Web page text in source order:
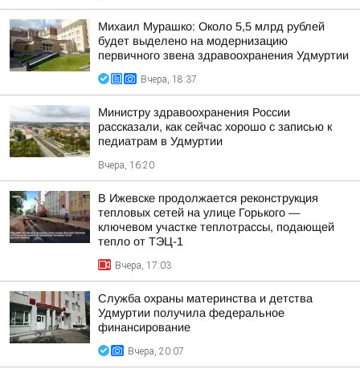
Михаил Мурашко: Около 5,5 млрд рублей
будет выделено на модернизацию
первичного звена здравоохранения Удмуртии
Вчера, 18:37
Министру здравоохранения России
рассказали, как сейчас хорошо с записью к
педиатрам в Удмуртии
Вчера, 16:20
В Ижевске продолжается реконструкция
тепловых сетей на улице Горького —
ключевом участке теплотрассы, подающей
тепло от ТЭЦ-1
Вчера, 17:03
Служба охраны материнства и детства
Удмуртии получила федеральное
финансирование
Вчера, 20:07